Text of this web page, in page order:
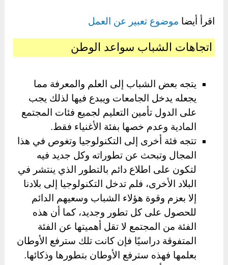
اقرأ أيضا موضوع تعبير عن العمل
اتجاهات الشباب سواعد الوطن
يتجه بعض الشباب إلى العلم والمعرفة مما
يجعله يدخل الجامعات ويبدع فيها لذلك يجب
على الدول تأمين التعليم لجميع فئات المجتمع
المادية وعدم خصها بفئة الأغنياء فقط.
تتجه فئة أخرى إلى التكنولوجيا وتغوص في هذا
المجال وتبحث عن تطوراته وكل جديد فيه
لتكون على اطلاع دائم بالتطور الذي ينتشر في
البلاد الأخرى، فلم تدخل التكنولوجيا إلى بلادنا
إلا بعزم وقوة هؤلاء الشباب وسعيهم الدائم
للحصول على كل تطور وجديد، كما أن هذه
الفئة من المجتمع لا تقل أهميتها عن الفئة
المتفوقة دراسيًا فإن كانت تلك سترفع الأوطان
بعلمها فهذه سترفع الأوطان بتطورها وذكائها.